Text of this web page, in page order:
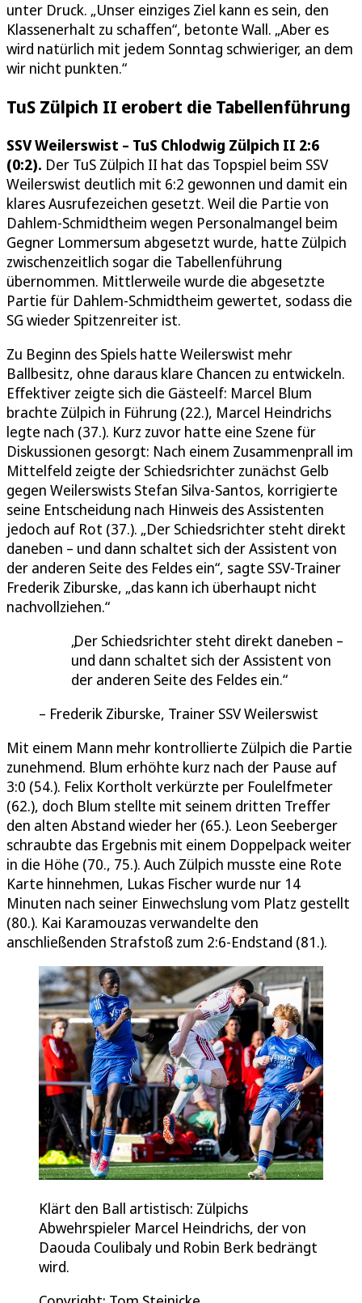
unter Druck. „Unser einziges Ziel kann es sein, den
Klassenerhalt zu schaffen“, betonte Wall. „Aber es
wird natürlich mit jedem Sonntag schwieriger, an dem
wir nicht punkten.“
TuS Zülpich II erobert die Tabellenführung
SSV Weilerswist – TuS Chlodwig Zülpich II 2:6
(0:2). Der TuS Zülpich II hat das Topspiel beim SSV
Weilerswist deutlich mit 6:2 gewonnen und damit ein
klares Ausrufezeichen gesetzt. Weil die Partie von
Dahlem-Schmidtheim wegen Personalmangel beim
Gegner Lommersum abgesetzt wurde, hatte Zülpich
zwischenzeitlich sogar die Tabellenführung
übernommen. Mittlerweile wurde die abgesetzte
Partie für Dahlem-Schmidtheim gewertet, sodass die
SG wieder Spitzenreiter ist.
Zu Beginn des Spiels hatte Weilerswist mehr
Ballbesitz, ohne daraus klare Chancen zu entwickeln.
Effektiver zeigte sich die Gästeelf: Marcel Blum
brachte Zülpich in Führung (22.), Marcel Heindrichs
legte nach (37.). Kurz zuvor hatte eine Szene für
Diskussionen gesorgt: Nach einem Zusammenprall im
Mittelfeld zeigte der Schiedsrichter zunächst Gelb
gegen Weilerswists Stefan Silva-Santos, korrigierte
seine Entscheidung nach Hinweis des Assistenten
jedoch auf Rot (37.). „Der Schiedsrichter steht direkt
daneben – und dann schaltet sich der Assistent von
der anderen Seite des Feldes ein“, sagte SSV-Trainer
Frederik Ziburske, „das kann ich überhaupt nicht
nachvollziehen.“
Der Schiedsrichter steht direkt daneben –
und dann schaltet sich der Assistent von
der anderen Seite des Feldes ein.
Frederik Ziburske, Trainer SSV Weilerswist
Mit einem Mann mehr kontrollierte Zülpich die Partie
zunehmend. Blum erhöhte kurz nach der Pause auf
3:0 (54.). Felix Kortholt verkürzte per Foulelfmeter
(62.), doch Blum stellte mit seinem dritten Treffer
den alten Abstand wieder her (65.). Leon Seeberger
schraubte das Ergebnis mit einem Doppelpack weiter
in die Höhe (70., 75.). Auch Zülpich musste eine Rote
Karte hinnehmen, Lukas Fischer wurde nur 14
Minuten nach seiner Einwechslung vom Platz gestellt
(80.). Kai Karamouzas verwandelte den
anschließenden Strafstoß zum 2:6-Endstand (81.).
Klärt den Ball artistisch: Zülpichs
Abwehrspieler Marcel Heindrichs, der von
Daouda Coulibaly und Robin Berk bedrängt
wird.